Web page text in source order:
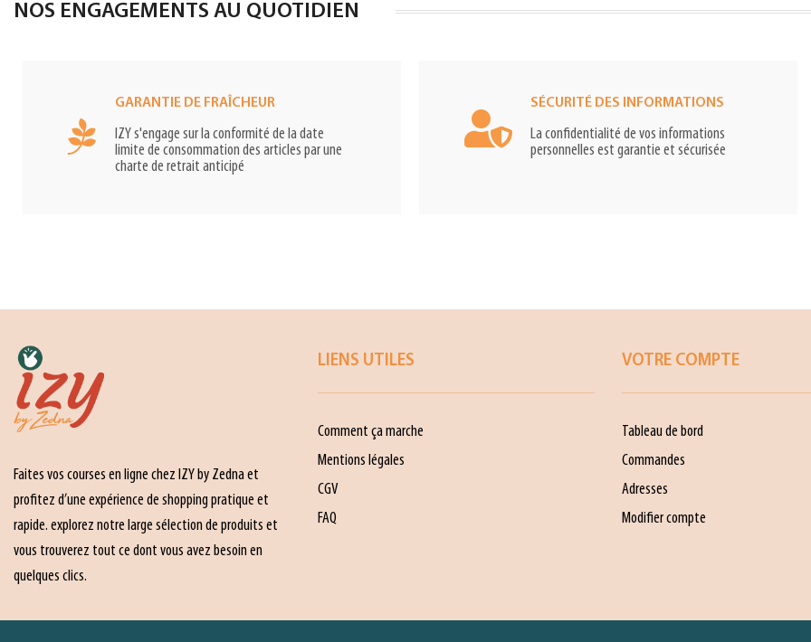
NOS ENGAGEMENTS AU QUOTIDIEN
GARANTIE DE FRAÎCHEUR
IZY s'engage sur la conformité de la date
limite de consommation des articles par une
charte de retrait anticipé
SÉCURITÉ DES INFORMATIONS
La confidentialité de vos informations
personnelles est garantie et sécurisée
Faites vos courses en ligne chez IZY by Zedna et
profitez d’une expérience de shopping pratique et
rapide. explorez notre large sélection de produits et
vous trouverez tout ce dont vous avez besoin en
quelques clics.
LIENS UTILES
Comment ça marche
Mentions légales
CGV
FAQ
VOTRE COMPTE
Tableau de bord
Commandes
Adresses
Modifier compte